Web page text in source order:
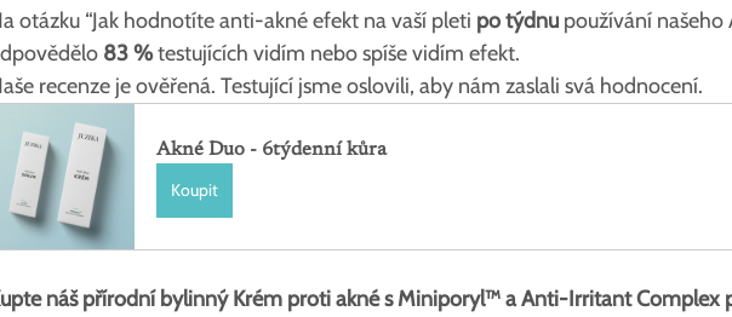
otázku “Jak hodnotíte anti-akné efekt na vaší pleti po týdnu používání našeho
83 % testujících vidím nebo spíše vidím efekt.
recenze je ověřená. Testující jsme oslovili, aby nám zaslali svá hodnocení.
Akné Duo - 6týdenní kůra
Koupit
náš přírodní bylinný Krém proti akné s Miniporyl™ a Anti-Irritant Complex